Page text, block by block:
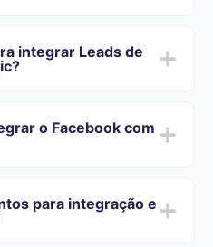
integrar Leads de
a configuração leva de
o Facebook com
se adapta às suas
tem a oportunidade de
para integração e